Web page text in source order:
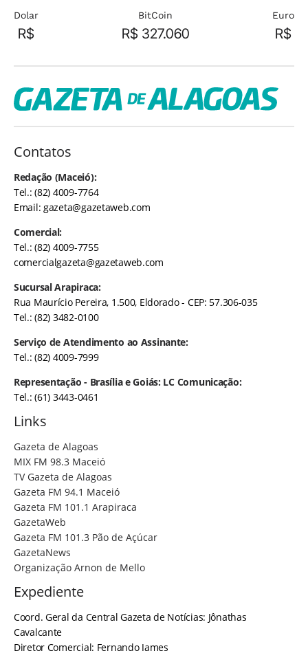
Dolar
R$
BitCoin
R$ 327.060
Euro
R$
Contatos
Redação (Maceió):
Tel.: (82) 4009-7764
Email:gazeta@gazetaweb.com
Comercial:
Tel.: (82) 4009-7755
comercialgazeta@gazetaweb.com
Sucursal Arapiraca:
Rua Maurício Pereira, 1.500, Eldorado - CEP: 57.306-035
Tel.: (82) 3482-0100
Serviço de Atendimento ao Assinante:
Tel.: (82) 4009-7999
Representação - Brasília e Goiás: LC Comunicação:
Tel.: (61) 3443-0461
Links
Gazeta de Alagoas
MIX FM 98.3 Maceió
TV Gazeta de Alagoas
Gazeta FM 94.1 Maceió
Gazeta FM 101.1 Arapiraca
GazetaWeb
Gazeta FM 101.3 Pão de Açúcar
GazetaNews
Organização Arnon de Mello
Expediente
Coord. Geral da Central Gazeta de Notícias: Jônathas
Cavalcante
Diretor Comercial: Fernando James